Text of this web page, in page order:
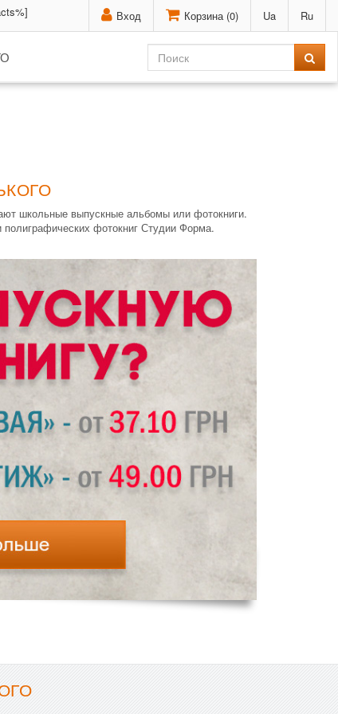
Вход Корзина (0) Ua Ru
школьные выпускные альбомы или фотокниги.
полиграфических фотокниг Студии Форма.